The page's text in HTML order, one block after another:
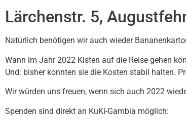
Lärchenstr. 5,
Natürlich benötigen wir auch wieder
Wann im Jahr 2022 Kisten auf die Reise gehen
Und: bisher konnten sie die Kosten stabil halten.
Wir würden uns freuen, wenn sich auch 2022
Spenden sind direkt an KuKi-Gambia möglich: